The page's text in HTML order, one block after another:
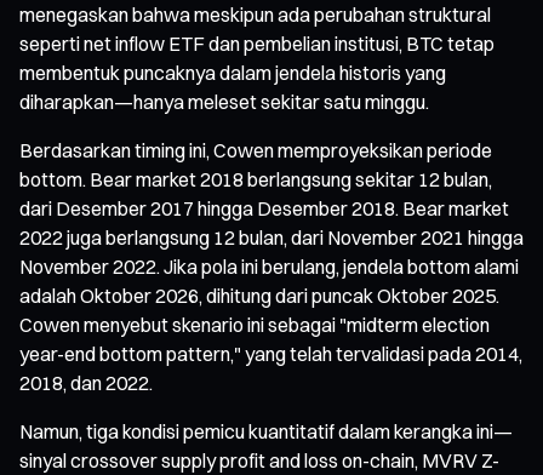
menegaskan bahwa meskipun ada perubahan struktural
seperti net inflow ETF dan pembelian institusi, BTC tetap
membentuk puncaknya dalam jendela historis yang
diharapkan—hanya meleset sekitar satu minggu.
Berdasarkan timing ini, Cowen memproyeksikan periode
bottom. Bear market 2018 berlangsung sekitar 12 bulan,
dari Desember 2017 hingga Desember 2018. Bear market
2022 juga berlangsung 12 bulan, dari November 2021 hingga
November 2022. Jika pola ini berulang, jendela bottom alami
adalah Oktober 2026, dihitung dari puncak Oktober 2025.
Cowen menyebut skenario ini sebagai "midterm election
year-end bottom pattern," yang telah tervalidasi pada 2014,
2018, dan 2022.
Namun, tiga kondisi pemicu kuantitatif dalam kerangka ini—
sinyal crossover supply profit and loss on-chain, MVRV Z-